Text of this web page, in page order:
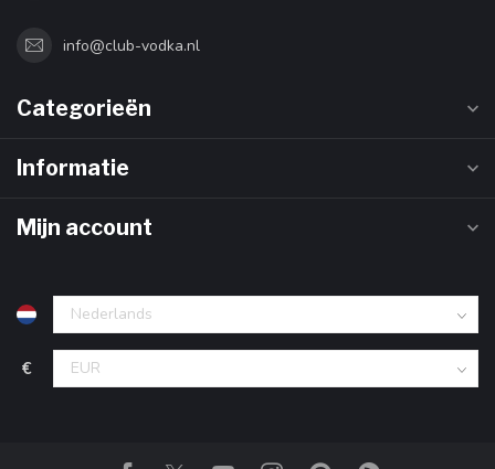
info@club-vodka.nl
Categorieën
Informatie
Mijn account
€